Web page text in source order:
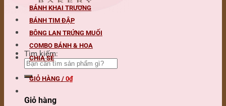
Tìm kiếm:
BÁNH KHAI TRƯƠNG
BÁNH TIM ĐẬP
BÔNG LAN TRỨNG MUỐI
COMBO BÁNH & HOA
CHIA SẺ
GIỎ HÀNG / 0₫
Giỏ hàng